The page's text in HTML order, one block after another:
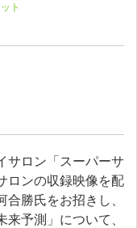
ト
サロン「スーパーサ
ロンの収録映像を配
勝氏をお招きし、
予測」について、